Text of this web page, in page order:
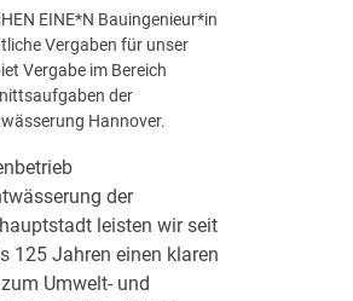
*
i
n
/
I
g
e
e
u
EINE*N Bauingenieur*in
Vergaben für unser
Vergabe im Bereich
der
Hannover.
der
leisten wir seit
125 Jahren einen klaren
Umwelt- und